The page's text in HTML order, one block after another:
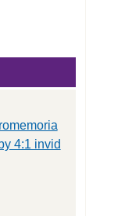
4:1 invid